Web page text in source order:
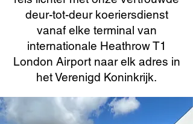
deur-tot-deur koeriersdienst
vanaf elke terminal van
internationale Heathrow T1
London Airport naar elk adres in
het Verenigd Koninkrijk.